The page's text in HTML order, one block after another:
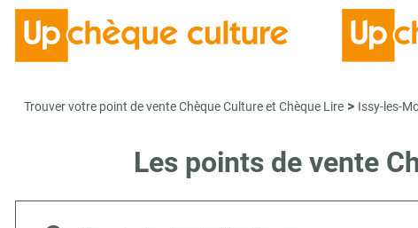
Trouver votre point de vente Chèque Culture et Chèque Lire > Issy-les-
Les points de vente